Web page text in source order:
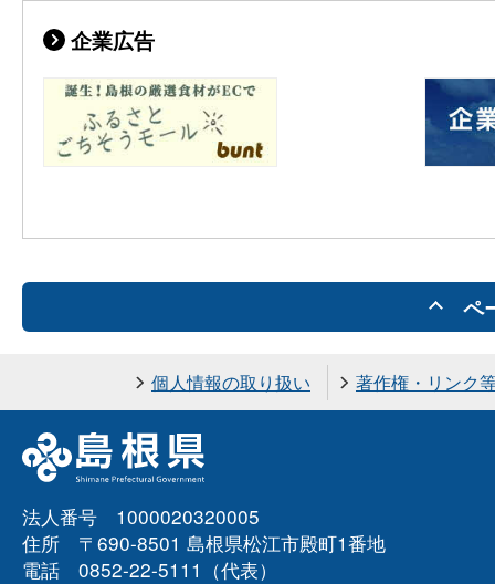
企業広告
ペ
個人情報の取り扱い 著作権・リンク
法人番号 1000020320005
住所 〒690-8501 島根県松江市殿町1番地
電話 0852-22-5111（代表）